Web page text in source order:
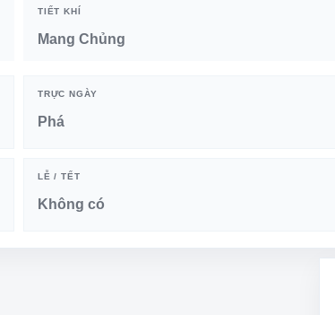
TIẾT KHÍ
Mang Chủng
TRỰC NGÀY
Phá
LỄ / TẾT
Không có